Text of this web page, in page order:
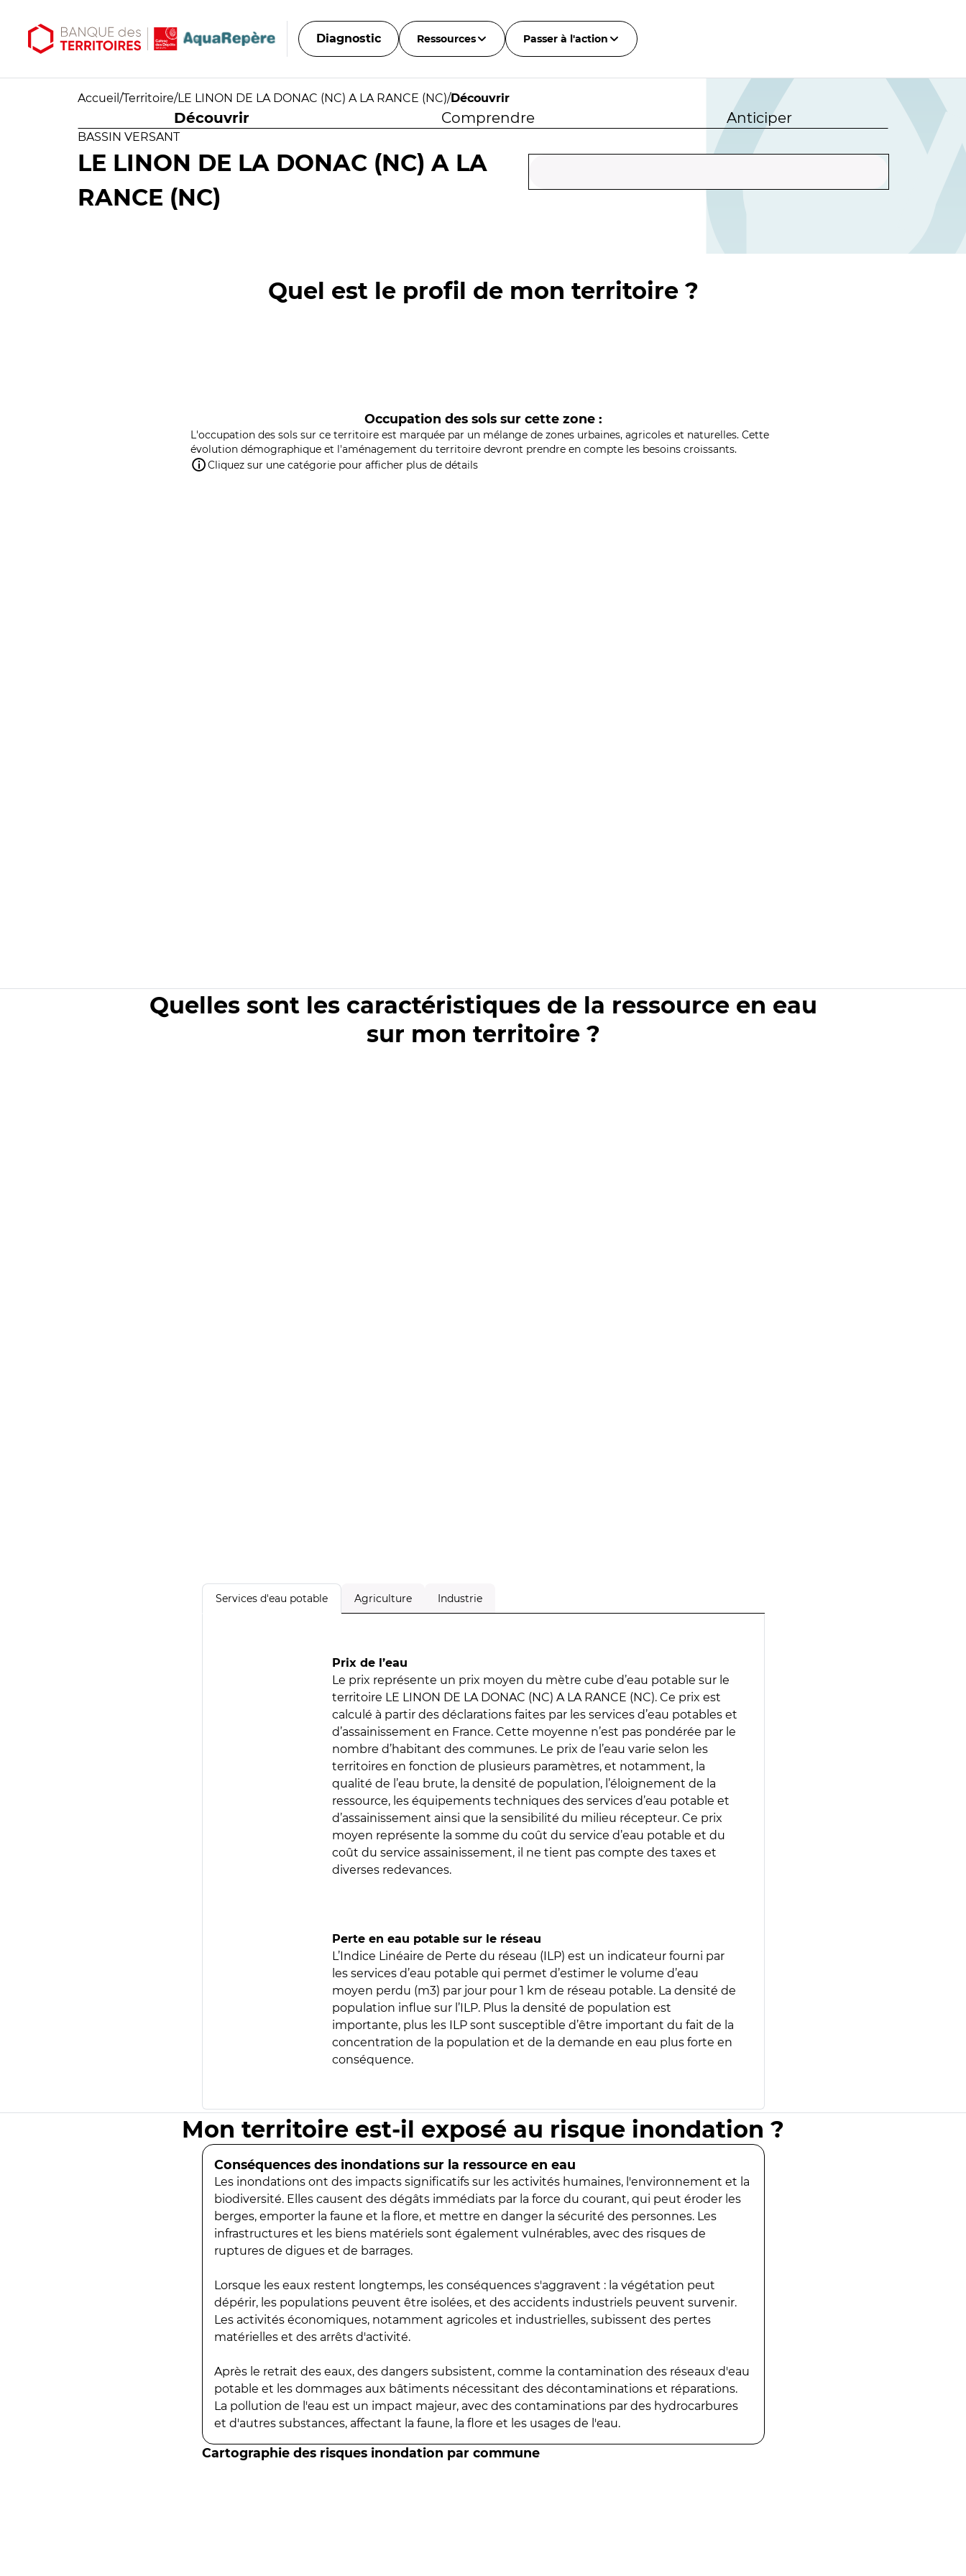
Diagnostic Ressources Passer à l'action
Accueil /Territoire/LE LINON DE LA DONAC (NC) A LA RANCE (NC)/Découvrir
Découvrir Comprendre Anticiper
BASSIN VERSANT
LE LINON DE LA DONAC (NC) A LA
RANCE (NC)
Quel est le profil de mon territoire ?
Occupation des sols sur cette zone :
L'occupation des sols sur ce territoire est marquée par un mélange de zones urbaines, agricoles et naturelles. Cette
évolution démographique et l'aménagement du territoire devront prendre en compte les besoins croissants.
Cliquez sur une catégorie pour afficher plus de détails
Quelles sont les caractéristiques de la ressource en eau
sur mon territoire ?
Services d'eau potable Agriculture Industrie
Prix de l’eau
Le prix représente un prix moyen du mètre cube d’eau potable sur le
territoire LE LINON DE LA DONAC (NC) A LA RANCE (NC). Ce prix est
calculé à partir des déclarations faites par les services d’eau potables et
d’assainissement en France. Cette moyenne n’est pas pondérée par le
nombre d’habitant des communes. Le prix de l’eau varie selon les
territoires en fonction de plusieurs paramètres, et notamment, la
qualité de l’eau brute, la densité de population, l’éloignement de la
ressource, les équipements techniques des services d’eau potable et
d’assainissement ainsi que la sensibilité du milieu récepteur. Ce prix
moyen représente la somme du coût du service d’eau potable et du
coût du service assainissement, il ne tient pas compte des taxes et
diverses redevances.
Perte en eau potable sur le réseau
L’Indice Linéaire de Perte du réseau (ILP) est un indicateur fourni par
les services d’eau potable qui permet d’estimer le volume d’eau
moyen perdu (m3) par jour pour 1 km de réseau potable. La densité de
population influe sur l’ILP. Plus la densité de population est
importante, plus les ILP sont susceptible d’être important du fait de la
concentration de la population et de la demande en eau plus forte en
conséquence.
Mon territoire est-il exposé au risque inondation ?
Conséquences des inondations sur la ressource en eau
Les inondations ont des impacts significatifs sur les activités humaines, l'environnement et la
biodiversité. Elles causent des dégâts immédiats par la force du courant, qui peut éroder les
berges, emporter la faune et la flore, et mettre en danger la sécurité des personnes. Les
infrastructures et les biens matériels sont également vulnérables, avec des risques de
ruptures de digues et de barrages.
Lorsque les eaux restent longtemps, les conséquences s'aggravent : la végétation peut
dépérir, les populations peuvent être isolées, et des accidents industriels peuvent survenir.
Les activités économiques, notamment agricoles et industrielles, subissent des pertes
matérielles et des arrêts d'activité.
Après le retrait des eaux, des dangers subsistent, comme la contamination des réseaux d'eau
potable et les dommages aux bâtiments nécessitant des décontaminations et réparations.
La pollution de l'eau est un impact majeur, avec des contaminations par des hydrocarbures
et d'autres substances, affectant la faune, la flore et les usages de l'eau.
Cartographie des risques inondation par commune